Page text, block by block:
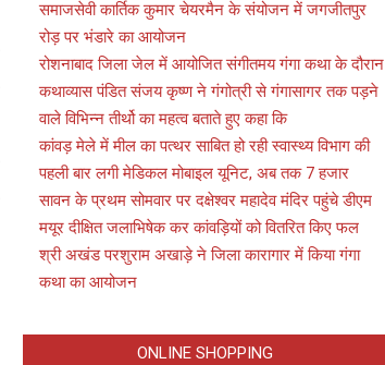
समाजसेवी कार्तिक कुमार चेयरमैन के संयोजन में जगजीतपुर
रोड़ पर भंडारे का आयोजन
रोशनाबाद जिला जेल में आयोजित संगीतमय गंगा कथा के दौरान
कथाव्यास पंडित संजय कृष्ण ने गंगोत्री से गंगासागर तक पड़ने
वाले विभिन्न तीर्थो का महत्व बताते हुए कहा कि
कांवड़ मेले में मील का पत्थर साबित हो रही स्वास्थ्य विभाग की
पहली बार लगी मेडिकल मोबाइल यूनिट, अब तक 7 हजार
सावन के प्रथम सोमवार पर दक्षेश्वर महादेव मंदिर पहुंचे डीएम
मयूर दीक्षित जलाभिषेक कर कांवड़ियों को वितरित किए फल
श्री अखंड परशुराम अखाड़े ने जिला कारागार में किया गंगा
कथा का आयोजन
ONLINE SHOPPING